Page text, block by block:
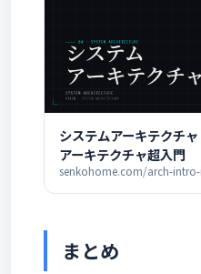
システムアーキテクチ
アーキテクチャ超入門
senkohome.com/arch-
まとめ